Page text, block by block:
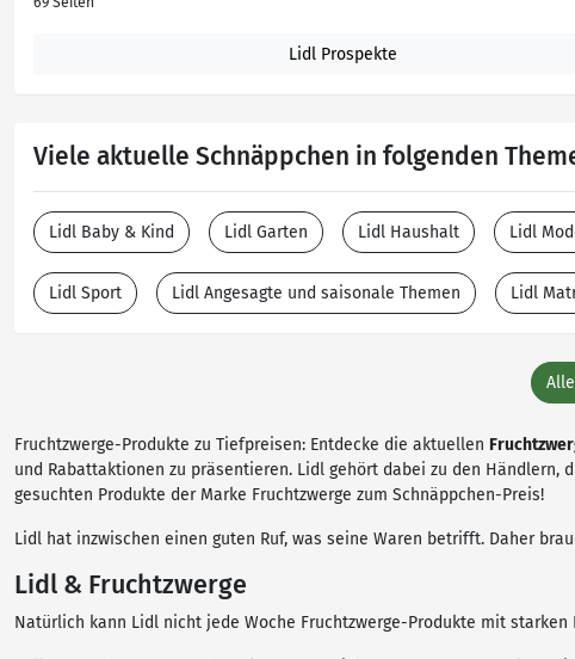
Lidl Prospekte
Viele aktuelle Schnäppchen in folgenden
Lidl Baby & Kind Lidl Garten Lidl Haushalt Lidl
Lidl Sport Lidl Angesagte und saisonale Themen Lidl
Fruchtzwerge-Produkte zu Tiefpreisen: Entdecke die aktuellen
und Rabattaktionen zu präsentieren. Lidl gehört dabei zu den
gesuchten Produkte der Marke Fruchtzwerge zum Schnäppchen-Preis!
Lidl hat inzwischen einen guten Ruf, was seine Waren betrifft. Daher
Lidl & Fruchtzwerge
Natürlich kann Lidl nicht jede Woche Fruchtzwerge-Produkte mit